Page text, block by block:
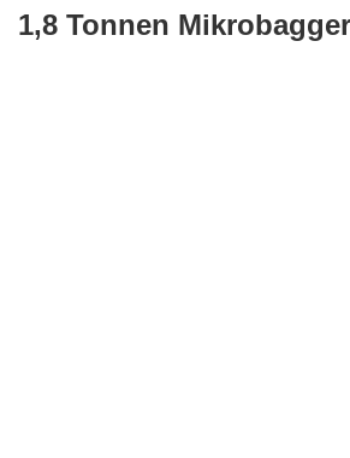
Tonnen Mikrobaggermaschine
1,8 Tonnen